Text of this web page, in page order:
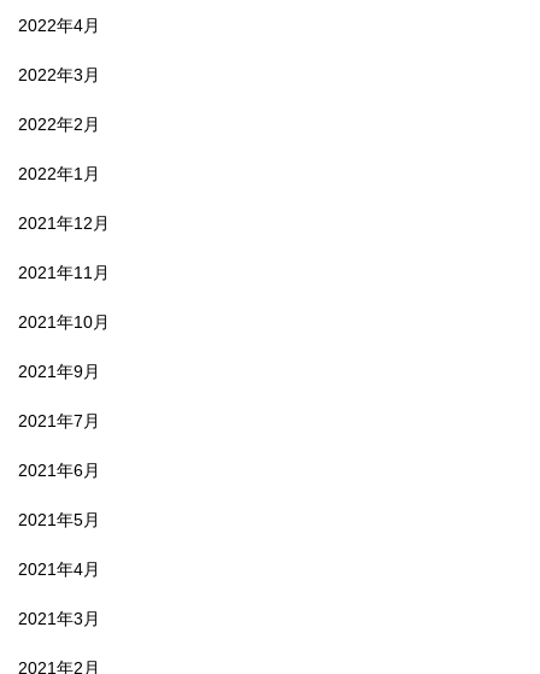
2022年4月
2022年3月
2022年2月
2022年1月
2021年12月
2021年11月
2021年10月
2021年9月
2021年7月
2021年6月
2021年5月
2021年4月
2021年3月
2021年2月